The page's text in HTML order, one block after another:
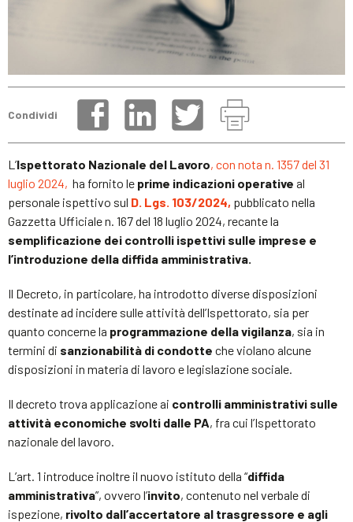
Condividi
L’Ispettorato Nazionale del Lavoro, con nota n. 1357 del 31
luglio 2024, ha fornito le prime indicazioni operative al
personale ispettivo sul D. Lgs. 103/2024, pubblicato nella
Gazzetta Ufficiale n. 167 del 18 luglio 2024, recante la
semplificazione dei controlli ispettivi sulle imprese e
l’introduzione della diffida amministrativa.
Il Decreto, in particolare, ha introdotto diverse disposizioni
destinate ad incidere sulle attività dell’Ispettorato, sia per
quanto concerne la programmazione della vigilanza, sia in
termini di sanzionabilità di condotte che violano alcune
disposizioni in materia di lavoro e legislazione sociale.
Il decreto trova applicazione ai controlli amministrativi sulle
attività economiche svolti dalle PA, fra cui l’Ispettorato
nazionale del lavoro.
L’art. 1 introduce inoltre il nuovo istituto della “diffida
amministrativa”, ovvero l’invito, contenuto nel verbale di
ispezione, rivolto dall’accertatore al trasgressore e agli